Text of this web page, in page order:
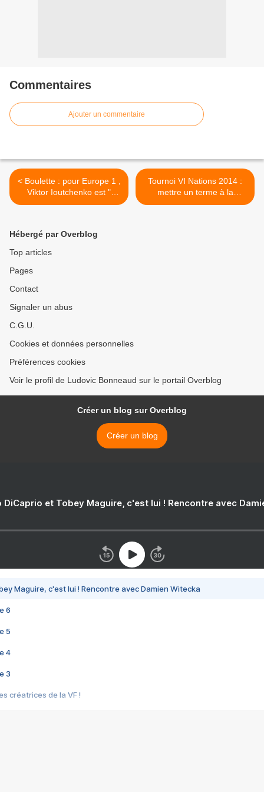
Commentaires
Ajouter un commentaire
< Boulette : pour Europe 1 ,
Viktor Ioutchenko est "
l'ancien président russe "
Tournoi VI Nations 2014 :
mettre un terme à la
déclinologie soudaine >
Hébergé par Overblog
Top articles
Pages
Contact
Signaler un abus
C.G.U.
Cookies et données personnelles
Préférences cookies
Voir le profil de Ludovic Bonneaud sur le portail Overblog
Créer un blog sur Overblog
Créer un blog
DiCaprio et Tobey Maguire, c'est lui ! Rencontre avec
Maguire, c'est lui ! Rencontre avec Damien Witecka
6
5
4
3
créatrices de la VF !